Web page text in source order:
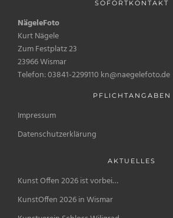
SOFORTKONTAKT
NägeleFoto
Kurt Nägele
Zum Festplatz 23
23966 Wismar
Telefon: 03841-2299110 kn@naegelefoto.de
PFLICHTANGABEN
Impressum
Datenschutzerklärung
AKTUELLES
Kunst Offen 2026 ist vorbei…
KunstOffen 2026 in Wismar